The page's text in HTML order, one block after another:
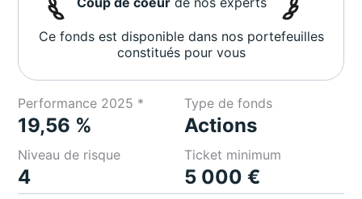
Ce fonds est disponible dans nos portefeuilles
constitués pour vous
Performance 2025 *
19,56 %
Type de fonds
Actions
Niveau de risque
4
Ticket minimum
5 000 €